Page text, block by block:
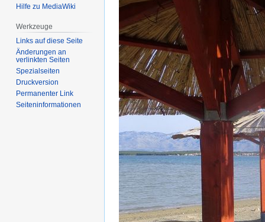
Hilfe zu MediaWiki
Werkzeuge
Links auf diese Seite
Änderungen an
verlinkten Seiten
Spezialseiten
Druckversion
Permanenter Link
Seiten­informationen